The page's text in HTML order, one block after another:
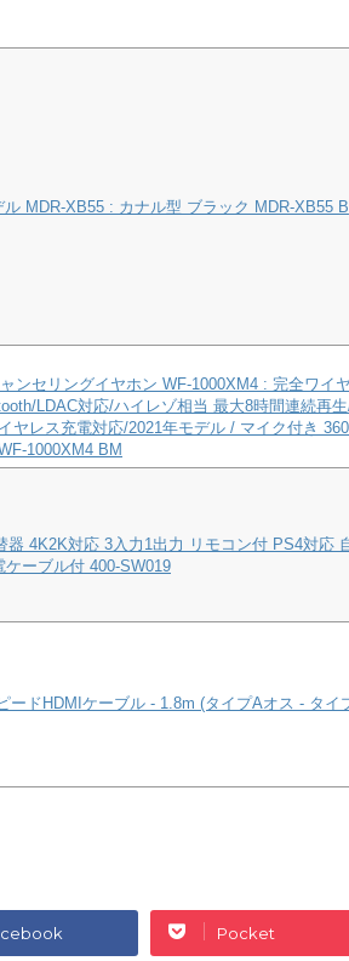
MDR-XB55 : カナル型 ブラック MDR-XB55 B
ンセリングイヤホン WF-1000XM4 : 完全ワイ
LDAC対応/ハイレゾ相当 最大8時間連続再
ヤレス充電対応/2021年モデル / マイク付き
1000XM4 BM
器 4K2K対応 3入力1出力 リモコン付 PS4対応
ーブル付 400-SW019
ードHDMIケーブル - 1.8m (タイプAオス - タイ
Pocket